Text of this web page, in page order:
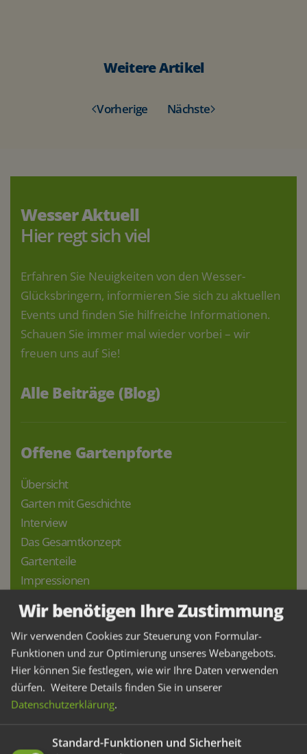
Weitere Artikel
Vorherige Nächste
Wesser Aktuell
Hier regt sich viel
Erfahren Sie Neuigkeiten von den Wesser-
Glücksbringern, informieren Sie sich zu aktuellen
Events und finden Sie hilfreiche Informationen.
Schauen Sie immer mal wieder vorbei – wir
freuen uns auf Sie!
Alle Beiträge (Blog)
Offene Gartenpforte
Übersicht
Garten mit Geschichte
Interview
Das Gesamtkonzept
Gartenteile
Impressionen
Neueste Beiträge
Ein Garten zum Wohlfühlen
Update – Stauden statt Rasen
Vorgarten als Blickfang
Staudenpflanzung & Bewässerung
Wir benötigen Ihre Zustimmung
Wir verwenden Cookies zur Steuerung von Formular-
Funktionen und zur Optimierung unseres Webangebots.
Hier können Sie festlegen, wie wir Ihre Daten verwenden
dürfen. Weitere Details finden Sie in unserer
Datenschutzerklärung.
Standard-Funktionen und Sicherheit